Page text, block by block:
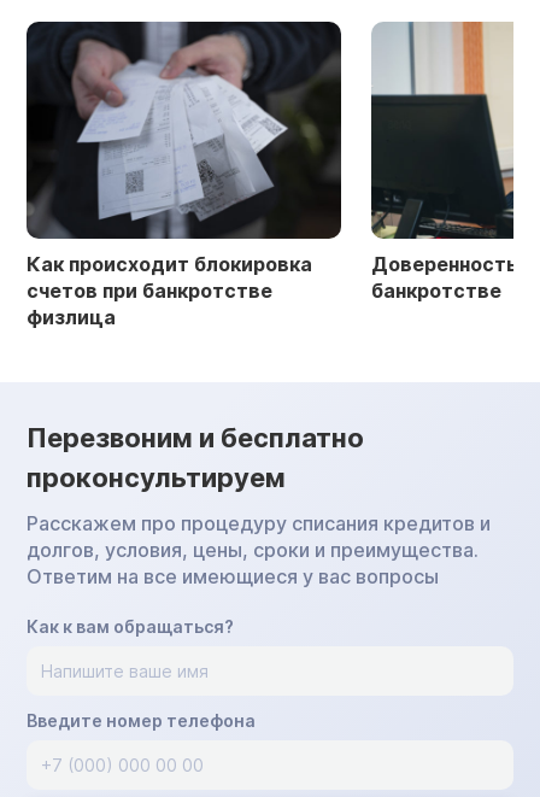
Как происходит блокировка
счетов при банкротстве
физлица
Доверенность
банкротстве
Перезвоним и бесплатно
проконсультируем
Расскажем про процедуру списания кредитов и
долгов, условия, цены, сроки и преимущества.
Ответим на все имеющиеся у вас вопросы
Как к вам обращаться?
Введите номер телефона